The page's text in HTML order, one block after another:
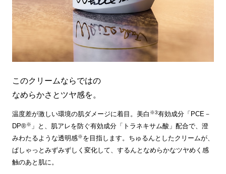
このクリームならではの
なめらかさとツヤ感を。
温度差が激しい環境の肌ダメージに着目。美白 ※3有効成分「PCE－
DP®※ 」と、肌アレを防ぐ有効成分「トラネキサム酸」配合で、澄
みわたるような透明感※を目指します。ちゅるんとしたクリームが、
ぱしゃっとみずみずしく変化して、するんとなめらかなツヤめく感
触のあと肌に。